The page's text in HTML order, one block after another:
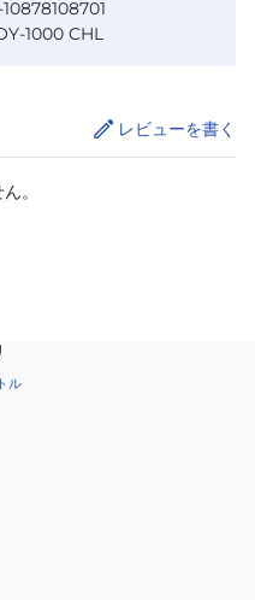
1000 CHL
レビューを書く
。
ル